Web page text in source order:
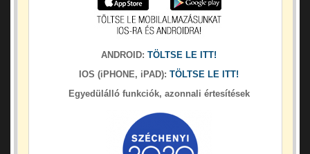
ANDROID: TÖLTSE LE ITT!
IOS (iPHONE, iPAD): TÖLTSE LE ITT!
Egyedülálló funkciók, azonnali értesítések